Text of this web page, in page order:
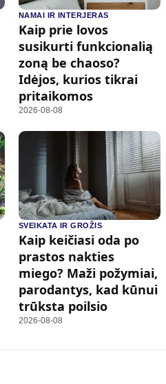
NAMAI IR INTERJERAS
Kaip prie lovos
susikurti funkcionalią
zoną be chaoso?
Idėjos, kurios tikrai
pritaikomos
2026-08-08
SVEIKATA IR GROŽIS
Kaip keičiasi oda po
prastos nakties
miego? Maži požymiai,
parodantys, kad kūnui
trūksta poilsio
2026-08-08